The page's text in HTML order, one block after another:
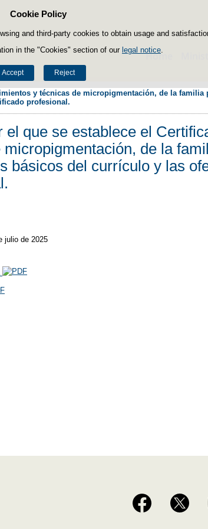
Cookie Policy
and third-party cookies to obtain usage and
in the "Cookies" section of our legal notice
Accept Reject
Skip to content
Home
y técnicas de micropigmentación, de la
profesional.
que se establece el
de la
básicos del currículo y las
julio de 2025